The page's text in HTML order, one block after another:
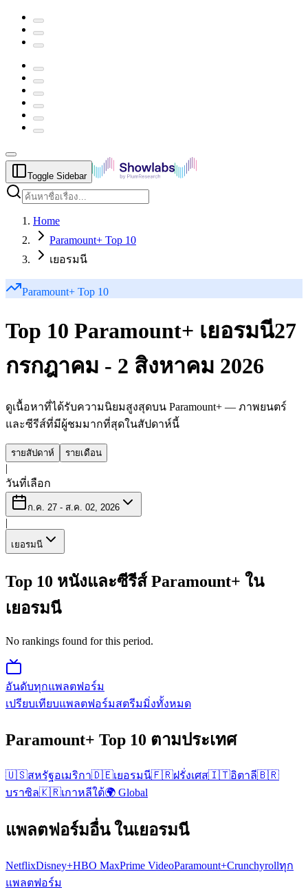
Toggle Sidebar
Home
Paramount+ Top 10
เยอรมนี
Paramount+ Top 10
Top 10 Paramount+ เยอรมนี27
กรกฎาคม - 2 สิงหาคม 2026
ดูเนื้อหาที่ได้รับความนิยมสูงสุดบน Paramount+ — ภาพยนตร์
และซีรีส์ที่มีผู้ชมมากที่สุดในสัปดาห์นี้
รายสัปดาห์ รายเดือน
|
วันที่เลือก
ก.ค. 27 - ส.ค. 02, 2026
|
เยอรมนี
Top 10 หนังและซีรีส์ Paramount+ ใน
เยอรมนี
No rankings found for this period.
อันดับทุกแพลตฟอร์ม
เปรียบเทียบแพลตฟอร์มสตรีมมิ่งทั้งหมด
Paramount+ Top 10 ตามประเทศ
🇺🇸สหรัฐอเมริกา🇩🇪เยอรมนี🇫🇷ฝรั่งเศส🇮🇹อิตาลี🇧🇷
บราซิล🇰🇷เกาหลีใต้🌍 Global
แพลตฟอร์มอื่น ในเยอรมนี
NetflixDisney+HBO MaxPrime VideoParamount+Crunchyrollทุก
แพลตฟอร์ม